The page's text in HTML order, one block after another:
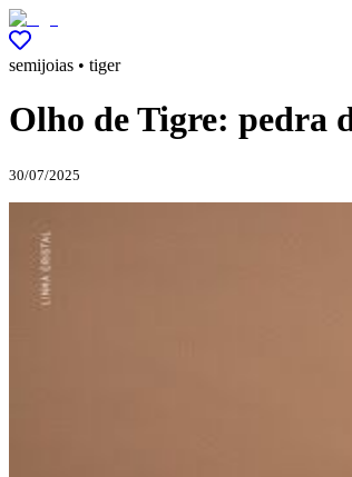
semijoias • tiger
Olho de Tigre: pedra
30/07/2025